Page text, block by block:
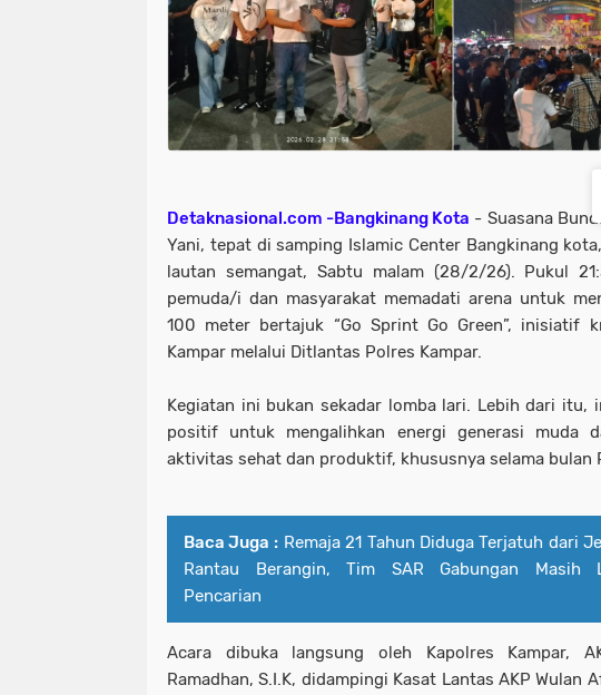
Detaknasional.com -Bangkinang Kota - Suasana
Yani, tepat di samping Islamic Center Bangkinang
lautan semangat, Sabtu malam (28/2/26). Pukul
pemuda/i dan masyarakat memadati arena untuk
100 meter bertajuk “Go Sprint Go Green”, inisiatif
Kampar melalui Ditlantas Polres Kampar.
Kegiatan ini bukan sekadar lomba lari. Lebih dari itu,
positif untuk mengalihkan energi generasi muda
aktivitas sehat dan produktif, khususnya selama bulan
Baca Juga : Remaja 21 Tahun Diduga Terjatuh dari
Rantau Berangin, Tim SAR Gabungan Masih
Pencarian
Acara dibuka langsung oleh Kapolres Kampar,
Ramadhan, S.I.K, didampingi Kasat Lantas AKP Wulan